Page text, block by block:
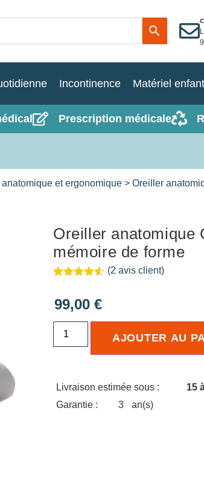
Incontinence Matériel enfant
Prescription médicale
et ergonomique > Oreiller
Oreiller anatomique
mémoire de forme
basé sur
notations
client
(2 avis client)
99,00 €
AJOUTER AU
Livraison estimée sous :
15
Garantie :
3 an(s)